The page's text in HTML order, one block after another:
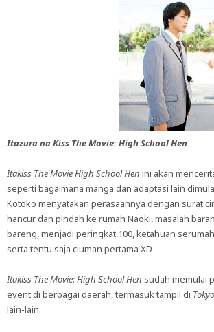
Itazura na Kiss The Movie: High School Hen
Itakiss The Movie High School Hen ini akan
seperti bagaimana manga dan adaptasi lain
Kotoko menyatakan perasaannya dengan surat
hancur dan pindah ke rumah Naoki, masalah
bareng, menjadi peringkat 100, ketahuan
serta tentu saja ciuman pertama XD
Itakiss The Movie: High School Hen sudah memulai
event di berbagai daerah, termasuk tampil di
lain-lain.